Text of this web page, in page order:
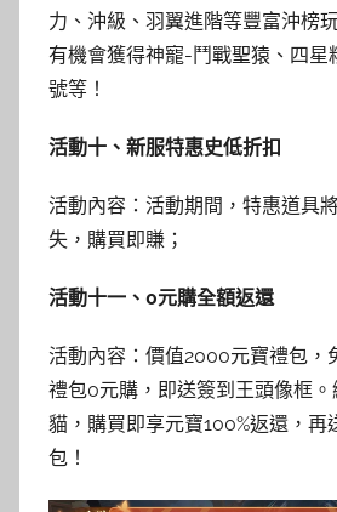
力、沖級、羽翼進階等豐富沖榜
有機會獲得神寵-鬥戰聖猿、四星
號等！
活動十、新服特惠史低折扣
活動內容：活動期間，特惠道具
失，購買即賺；
活動十一、0元購全額返還
活動內容：價值2000元寶禮包，
禮包0元購，即送簽到王頭像框
貓，購買即享元寶100%返還，再
包！